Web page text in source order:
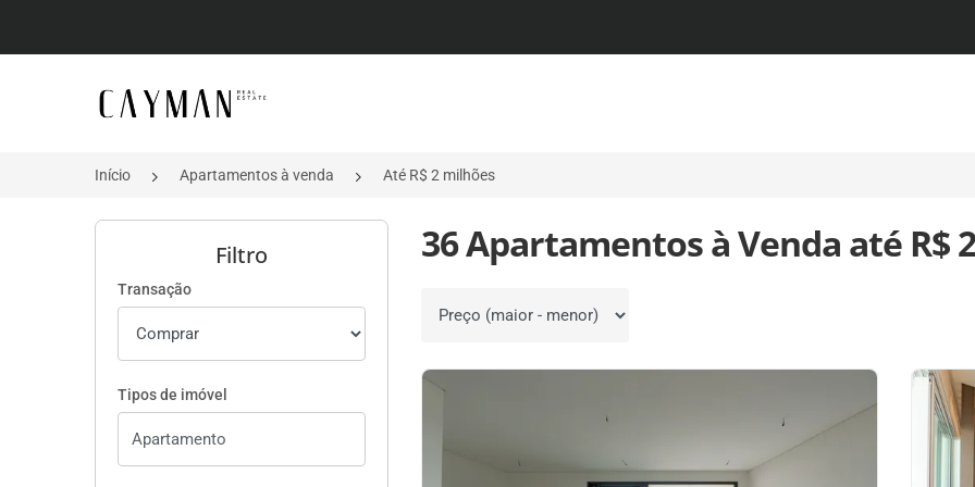
Página inicial
Início Apartamentos à venda Até R$ 2 milhões
Filtro
Transação
Tipos de imóvel
36 Apartamentos à Venda até R$
Ordenar por